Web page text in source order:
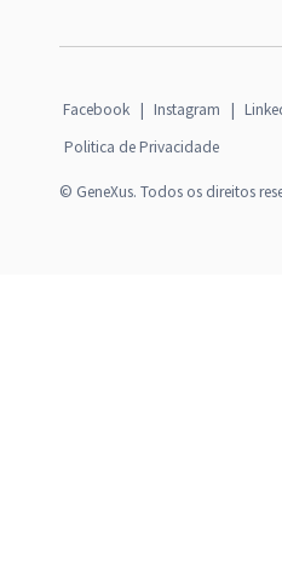
Facebook | Instagram |
Politica de Privacidade
© GeneXus. Todos os direitos